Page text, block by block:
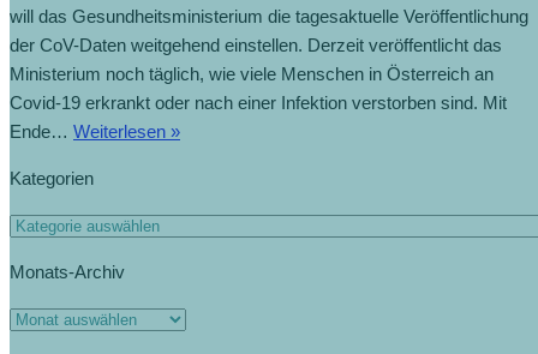
will das Gesundheitsministerium die tagesaktuelle Veröffentlichung
der CoV-Daten weitgehend einstellen. Derzeit veröffentlicht das
Ministerium noch täglich, wie viele Menschen in Österreich an
Covid-19 erkrankt oder nach einer Infektion verstorben sind. Mit
Ende… Weiterlesen »
Kategorien
Monats-Archiv